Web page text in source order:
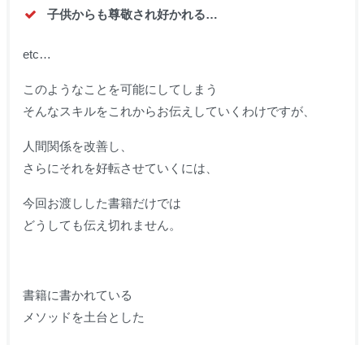
子供からも尊敬され好かれる…
etc…
このようなことを可能にしてしまう
そんなスキルをこれからお伝えしていくわけですが、
人間関係を改善し、
さらにそれを好転させていくには、
今回お渡しした書籍だけでは
どうしても伝え切れません。
書籍に書かれている
メソッドを土台とした